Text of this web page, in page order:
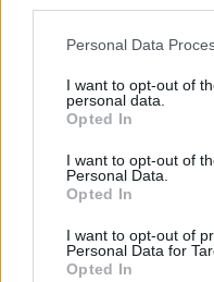
Personal Data
I want to opt-out of
personal data.
Opted In
I want to opt-out of
Personal Data.
Opted In
I want to opt-out of
Personal Data for
Opted In
Password
Remember Me
Forgot Password
Stöd Para§rafs